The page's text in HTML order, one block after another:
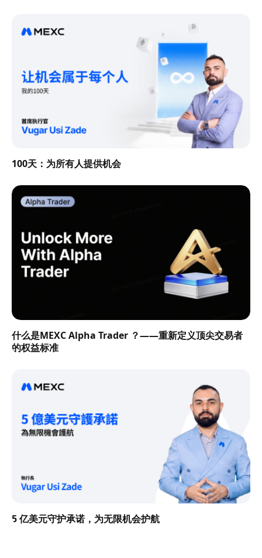
100天：为所有人提供机会
什么是MEXC Alpha Trader ？——重新定义顶尖交易者
的权益标准
5 亿美元守护承诺，为无限机会护航